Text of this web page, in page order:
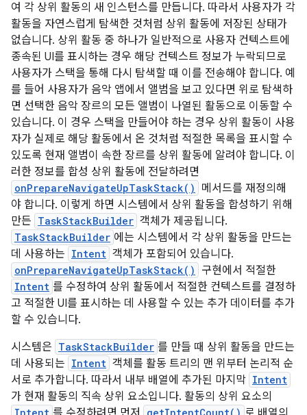
여 각 상위 활동의 새 인스턴스를 만듭니다. 따라서 사용자가 각
활동을 자연스럽게 탐색한 것처럼 상위 활동에 저장된 상태가
없습니다. 상위 활동 중 하나가 일반적으로 사용자 컨텍스트에
종속된 UI를 표시하는 경우 해당 컨텍스트 정보가 누락되므로
사용자가 스택을 통해 다시 탐색할 때 이를 전송해야 합니다. 예
를 들어 사용자가 음악 앱에서 앨범을 보고 있다면 위로 탐색하
면 선택한 음악 장르의 모든 앨범이 나열된 활동으로 이동할 수
있습니다. 이 경우 스택을 만들어야 하는 경우 상위 활동이 사용
자가 실제로 해당 활동에서 온 것처럼 적절한 목록을 표시할 수
있도록 현재 앨범이 속한 장르를 상위 활동에 알려야 합니다. 이
러한 정보를 합성 상위 활동에 전달하려면
onPrepareNavigateUpTaskStack()
메서드를 재정의해
야 합니다. 이렇게 하면 시스템에서 상위 활동을 합성하기 위해
만든 TaskStackBuilder 객체가 제공됩니다.
TaskStackBuilder 에는 시스템에서 각 상위 활동을 만드는
데 사용하는 Intent 객체가 포함되어 있습니다.
onPrepareNavigateUpTaskStack() 구현에서 적절한
Intent 를 수정하여 상위 활동에서 적절한 컨텍스트를 결정하
고 적절한 UI를 표시하는 데 사용할 수 있는 추가 데이터를 추가
할 수 있습니다.
시스템은 TaskStackBuilder 를 만들 때 상위 활동을 만드는
데 사용되는 Intent 객체를 활동 트리의 맨 위부터 논리적 순
서로 추가합니다. 따라서 내부 배열에 추가된 마지막 Intent
가 현재 활동의 직속 상위 요소입니다. 활동의 상위 요소의